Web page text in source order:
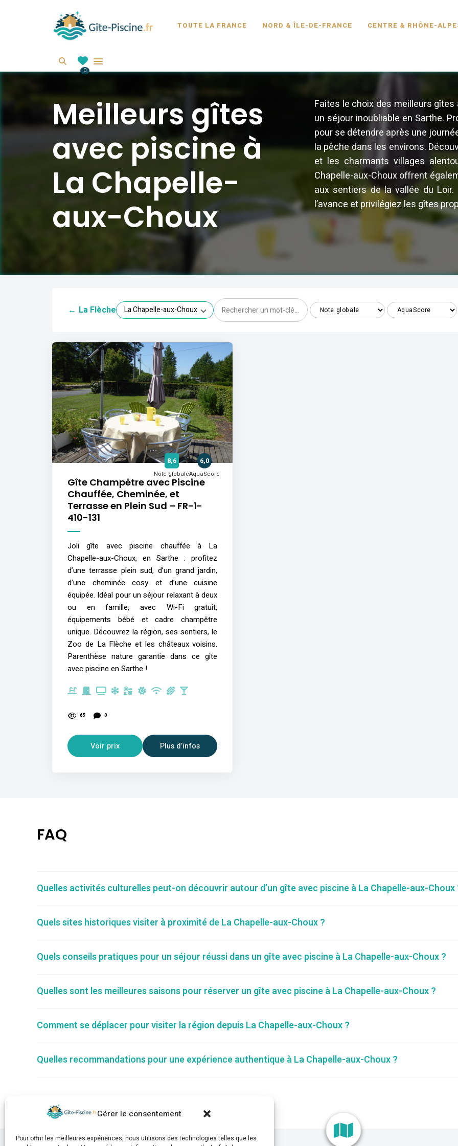
Gérer le consentement
Pour offrir les meilleures expériences, nous utilisons des technologies telles que les
GITE-PISCINE.FR
TOUTE LA FRANCE NORD & ÎLE-DE-FRANCE CENTRE & RHÔNE-
Search
0
Meilleurs gîtes
avec piscine à
La Chapelle-
aux-Choux
Faites le choix des meilleurs
un séjour inoubliable en Sarthe.
pour se détendre après une
la pêche dans les environs.
et les charmants villages
Chapelle-aux-Choux offrent
aux sentiers de la vallée du
l’avance et privilégiez les gîtes
← La Flèche La Chapelle-aux-Choux
Gîte Champêtre avec Piscine
Chauffée, Cheminée, et
Terrasse en Plein Sud – FR-1-
410-131
8,6
Note globale
6,0
AquaScore
Joli gîte avec piscine chauffée à La
Chapelle-aux-Choux, en Sarthe : profitez
d’une terrasse plein sud, d’un grand jardin,
d’une cheminée cosy et d’une cuisine
équipée. Idéal pour un séjour relaxant à deux
ou en famille, avec Wi-Fi gratuit,
équipements bébé et cadre champêtre
unique. Découvrez la région, ses sentiers, le
Zoo de La Flèche et les châteaux voisins.
Parenthèse nature garantie dans ce gîte
avec piscine en Sarthe !
65 0
Voir prix Plus d’infos
FAQ
Quelles activités culturelles peut-on découvrir autour d’un gîte avec piscine à La Chapelle-aux-Choux
Quels sites historiques visiter à proximité de La Chapelle-aux-Choux ?
Quels conseils pratiques pour un séjour réussi dans un gîte avec piscine à La Chapelle-aux-Choux ?
Quelles sont les meilleures saisons pour réserver un gîte avec piscine à La Chapelle-aux-Choux ?
Comment se déplacer pour visiter la région depuis La Chapelle-aux-Choux ?
Quelles recommandations pour une expérience authentique à La Chapelle-aux-Choux ?